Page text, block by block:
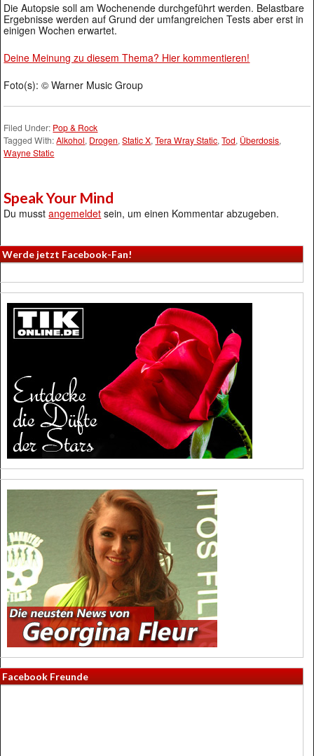
Die Autopsie soll am Wochenende durchgeführt werden. Belastbare
Ergebnisse werden auf Grund der umfangreichen Tests aber erst in
einigen Wochen erwartet.
Deine Meinung zu diesem Thema? Hier kommentieren!
Foto(s): © Warner Music Group
Filed Under: Pop & Rock
Tagged With:Alkohol, Drogen,Static X,Tera Wray Static,Tod, Überdosis,
Wayne Static
Speak Your Mind
Du musstangemeldet sein, um einen Kommentar abzugeben.
Werde jetzt Facebook-Fan!
Facebook Freunde